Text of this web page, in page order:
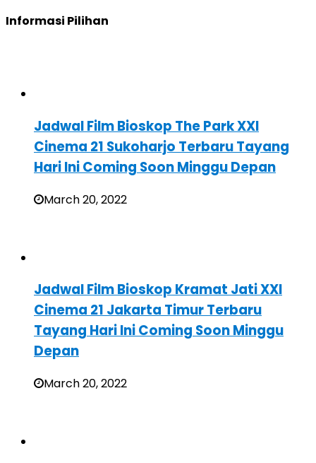
Informasi Pilihan
Jadwal Film Bioskop The Park XXI
Cinema 21 Sukoharjo Terbaru Tayang
Hari Ini Coming Soon Minggu Depan
March 20, 2022
Jadwal Film Bioskop Kramat Jati XXI
Cinema 21 Jakarta Timur Terbaru
Tayang Hari Ini Coming Soon Minggu
Depan
March 20, 2022